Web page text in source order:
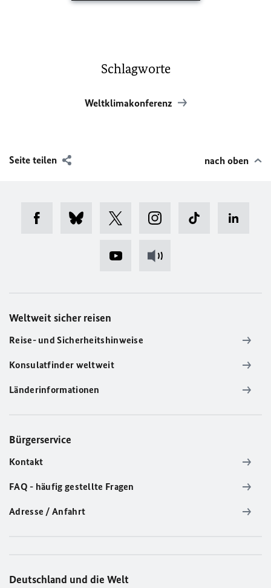
Schlagworte
Weltklimakonferenz
Seite teilen nach oben
Weltweit sicher reisen
Reise- und Sicherheitshinweise
Konsulatfinder weltweit
Länderinformationen
Bürgerservice
Kontakt
FAQ - häufig gestellte Fragen
Adresse / Anfahrt
Deutschland und die Welt